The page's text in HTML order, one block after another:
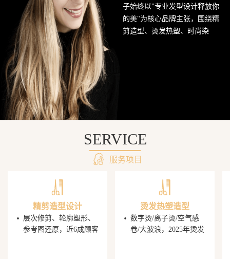
方
网
站
子始终以"专业发型设计释放你
的美"为核心品牌主张，围绕精
剪造型、烫发热塑、时尚染
SERVICE
服务项目
精剪造型设计
· 层次修剪、轮廓塑形、
参考图还原，近6成顾客
烫发热塑造型
· 数字烫/离子烫/空气感
卷/大波浪，2025年烫发